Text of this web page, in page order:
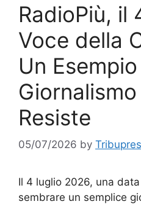
RadioPiù, il
Voce della
Un
Resiste
05/07/2026 by
Il 4 luglio 2026, una
sembrare un semplice